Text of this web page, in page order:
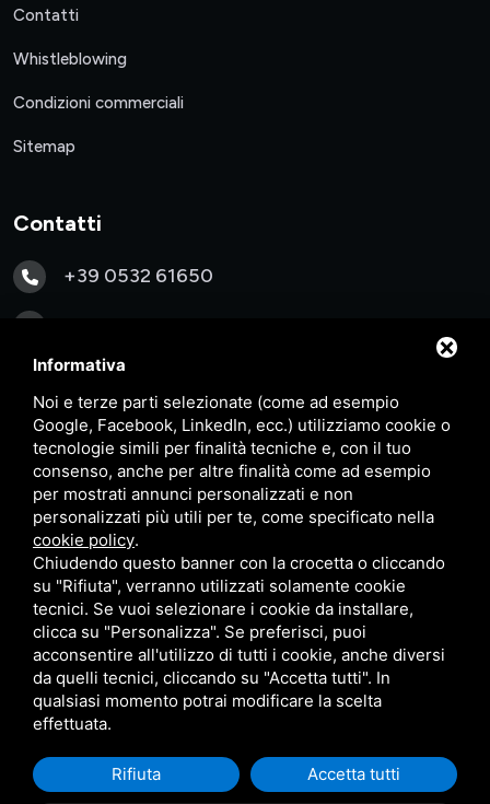
Contatti
Whistleblowing
Condizioni commerciali
Sitemap
Contatti
+39 0532 61650
Via Francesco Luigi Ferrari
31/B 44122 – Ferrara (FE) ITALY
P.IVA: 01891240382
GDPR, Data Retention e DPO|Cookie compliance|Whistleblowing
|Condizioni commerciali
Questo sito è protetto da Google reCAPTCHA v3,
Informativa
Noi e terze parti selezionate (come ad esempio
Google, Facebook, LinkedIn, ecc.) utilizziamo cookie o
tecnologie simili per finalità tecniche e, con il tuo
consenso, anche per altre finalità come ad esempio
per mostrati annunci personalizzati e non
personalizzati più utili per te, come specificato nella
cookie policy.
Chiudendo questo banner con la crocetta o cliccando
su "Rifiuta", verranno utilizzati solamente cookie
tecnici. Se vuoi selezionare i cookie da installare,
clicca su "Personalizza". Se preferisci, puoi
acconsentire all'utilizzo di tutti i cookie, anche diversi
da quelli tecnici, cliccando su "Accetta tutti". In
qualsiasi momento potrai modificare la scelta
effettuata.
Rifiuta Accetta tutti